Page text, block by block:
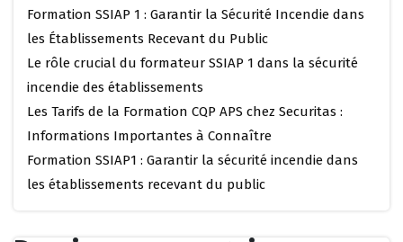
Formation SSIAP 1 : Garantir la Sécurité Incendie dans
les Établissements Recevant du Public
Le rôle crucial du formateur SSIAP 1 dans la sécurité
incendie des établissements
Les Tarifs de la Formation CQP APS chez Securitas :
Informations Importantes à Connaître
Formation SSIAP1 : Garantir la sécurité incendie dans
les établissements recevant du public